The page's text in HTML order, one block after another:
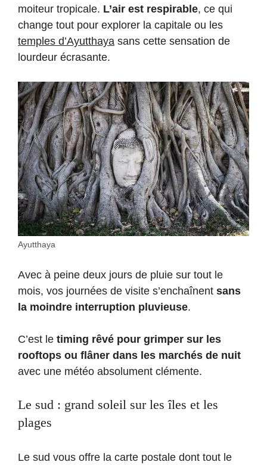
moiteur tropicale. L’air est respirable, ce qui
change tout pour explorer la capitale ou les
temples d’Ayutthaya sans cette sensation de
lourdeur écrasante.
Ayutthaya
Avec à peine deux jours de pluie sur tout le
mois, vos journées de visite s’enchaînent sans
la moindre interruption pluvieuse.
C’est le timing rêvé pour grimper sur les
rooftops ou flâner dans les marchés de nuit
avec une météo absolument clémente.
Le sud : grand soleil sur les îles et les
plages
Le sud vous offre la carte postale dont tout le